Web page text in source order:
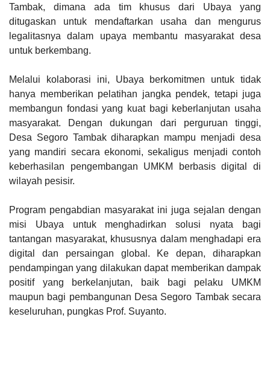
Tambak, dimana ada tim khusus dari Ubaya yang
ditugaskan untuk mendaftarkan usaha dan mengurus
legalitasnya dalam upaya membantu masyarakat desa
untuk berkembang.
Melalui kolaborasi ini, Ubaya berkomitmen untuk tidak
hanya memberikan pelatihan jangka pendek, tetapi juga
membangun fondasi yang kuat bagi keberlanjutan usaha
masyarakat. Dengan dukungan dari perguruan tinggi,
Desa Segoro Tambak diharapkan mampu menjadi desa
yang mandiri secara ekonomi, sekaligus menjadi contoh
keberhasilan pengembangan UMKM berbasis digital di
wilayah pesisir.
Program pengabdian masyarakat ini juga sejalan dengan
misi Ubaya untuk menghadirkan solusi nyata bagi
tantangan masyarakat, khususnya dalam menghadapi era
digital dan persaingan global. Ke depan, diharapkan
pendampingan yang dilakukan dapat memberikan dampak
positif yang berkelanjutan, baik bagi pelaku UMKM
maupun bagi pembangunan Desa Segoro Tambak secara
keseluruhan, pungkas Prof. Suyanto.